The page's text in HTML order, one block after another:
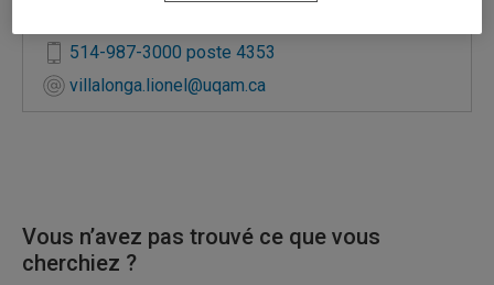
514-987-3000 poste 4353
villalonga.lionel@uqam.ca
Vous n’avez pas trouvé ce que vous
cherchiez ?